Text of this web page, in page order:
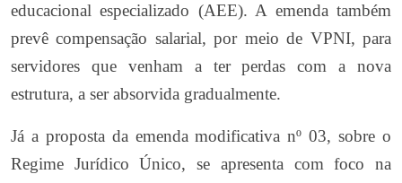
educacional especializado (AEE). A emenda também
prevê compensação salarial, por meio de VPNI, para
servidores que venham a ter perdas com a nova
estrutura, a ser absorvida gradualmente.
Já a proposta da emenda modificativa nº 03, sobre o
Regime Jurídico Único, se apresenta com foco na